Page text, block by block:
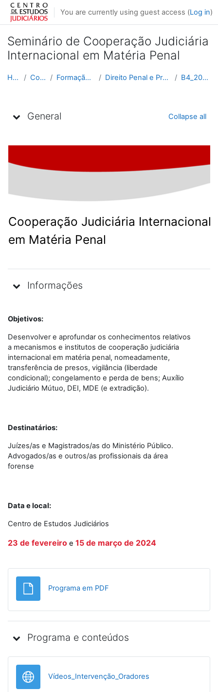
Skip to main content
You are currently using guest access (Log in)
Seminário de Cooperação Judiciária
Internacional em Matéria Penal
Home Courses Formação Contínua Direito Penal e Processual Penal B4_2023_2024
General Collapse all
Cooperação Judiciária Internacional
em Matéria Penal
Informações
Objetivos:
Desenvolver e aprofundar os conhecimentos relativos
a mecanismos e institutos de cooperação judiciária
internacional em matéria penal, nomeadamente,
transferência de presos, vigilância (liberdade
condicional); congelamento e perda de bens; Auxílio
Judiciário Mútuo, DEI, MDE (e extradição).
Destinatários:
Juízes/as e Magistrados/as do Ministério Público.
Advogados/as e outros/as profissionais da área
forense
Data e local:
Centro de Estudos Judiciários
23 de fevereiro e 15 de março de 2024
Programa em PDF
Programa e conteúdos
Vídeos_Intervenção_Oradores